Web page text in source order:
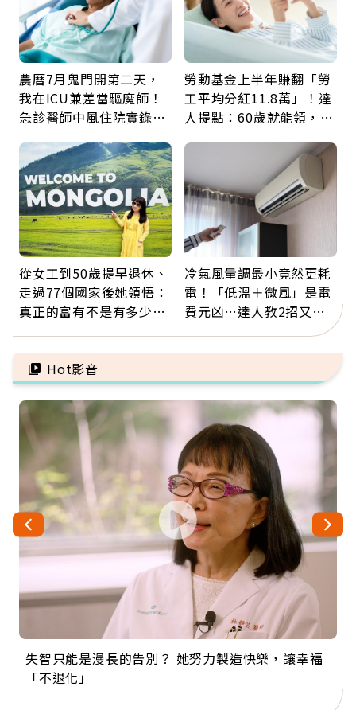
農曆7月鬼門開第二天，
我在ICU兼差當驅魔師！
急診醫師中風住院實錄：
勞動基金上半年賺翻「勞
工平均分紅11.8萬」！達
人提點：60歲就能領，重
從女工到50歲提早退休、
走過77個國家後她領悟：
真正的富有不是有多少
自由
冷氣風量調最小竟然更耗
電！「低溫＋微風」是電
費元凶…達人教2招又涼
Hot影音
失智只能是漫長的告別？ 她努力製造快樂，讓幸福
「不退化」
來自剛果的巧克力神父 為台灣奉獻36年 「台灣是我
的家，我連作夢都講台語！」
63歲卸矽谷副總、搬回台灣找快樂！「蛋黃哥小
丑」走進安養院，逗樂上萬爺奶：退休後才開始真
104歲打破金氏世界紀錄 成為全球最年長羽球選
手，分享長壽的秘密原來是「這個」
事業巔峰他選擇追夢…黑手阿伯拉小提琴還登上小
巨蛋！連CNN都大讚！